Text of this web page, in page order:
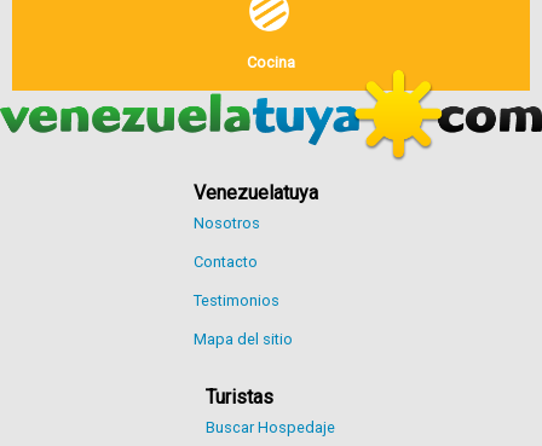
Cocina
Venezuelatuya
Nosotros
Contacto
Testimonios
Mapa del sitio
Turistas
Buscar Hospedaje